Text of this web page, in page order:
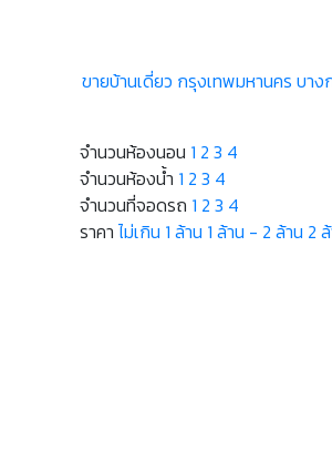
ขายบ้านเดี่ยว กรุงเทพมหานคร บาง
จำนวนห้องนอน 1 2 3 4
จำนวนห้องน้ำ 1 2 3 4
จำนวนที่จอดรถ 1 2 3 4
ราคา ไม่เกิน 1 ล้าน 1 ล้าน - 2 ล้าน 2